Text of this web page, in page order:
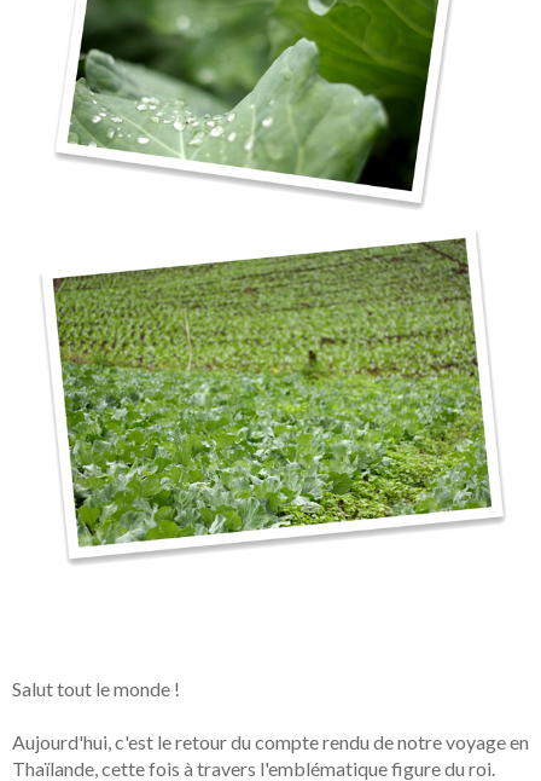
Salut tout le monde !
Aujourd'hui, c'est le retour du compte rendu de notre voyage en
Thaïlande, cette fois à travers l'emblématique figure du roi.